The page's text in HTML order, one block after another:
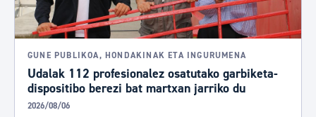
GUNE PUBLIKOA, HONDAKINAK ETA INGURUMENA
Udalak 112 profesionalez osatutako garbiketa-
dispositibo berezi bat martxan jarriko du
2026/08/06